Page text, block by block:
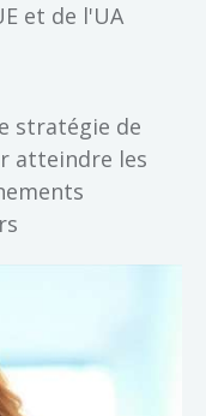
et de l'UA
stratégie de
atteindre les